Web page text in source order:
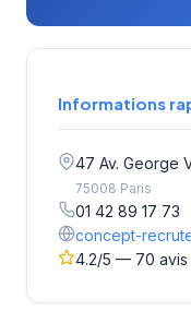
Informations
47 Av. George
75008 Paris
01 42 89 17 73
concept-
4.2/5 — 70 avis